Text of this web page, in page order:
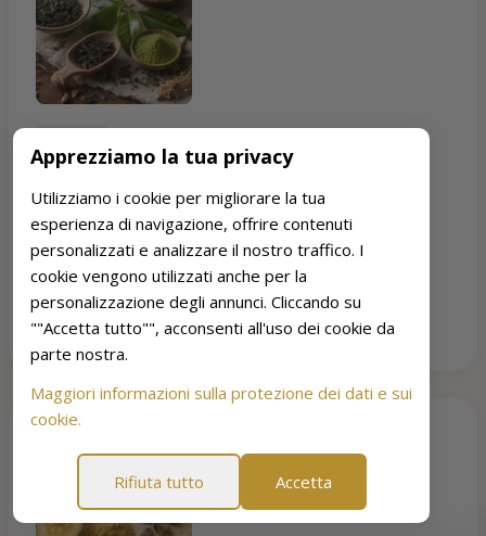
Apprezziamo la tua privacy
Utilizziamo i cookie per migliorare la tua
esperienza di navigazione, offrire contenuti
personalizzati e analizzare il nostro traffico. I
cookie vengono utilizzati anche per la
personalizzazione degli annunci. Cliccando su
""Accetta tutto"", acconsenti all'uso dei cookie da
parte nostra.
Maggiori informazioni sulla protezione dei dati e sui
cookie.
Rifiuta tutto Accetta
Estratto di tè verde
SUPPORTO AL METABOLISMO
Standardizzata al 98% di polifenoli e al 50% di EGCG,
questa dose giornaliera da 400 mg favorisce la
termogenesi e il metabolismo dei grassi, contribuendo
all'effetto energizzante della formula a doppia azione.